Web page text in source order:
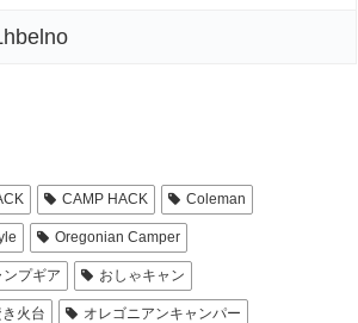
CAMP HACK Coleman
Oregonian Camper
プギア おしゃキャン
火台 オレゴニアンキャンパー